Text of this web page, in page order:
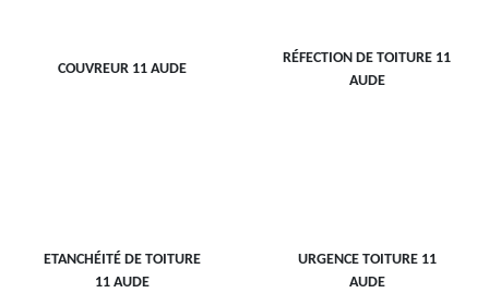
COUVREUR 11 AUDE
RÉFECTION DE TOITURE 11
AUDE
ETANCHÉITÉ DE TOITURE
11 AUDE
URGENCE TOITURE 11
AUDE